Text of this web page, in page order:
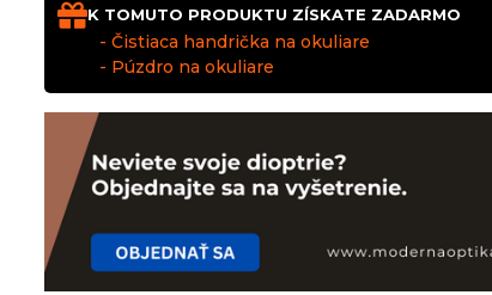
K TOMUTO PRODUKTU ZÍSKATE ZADARMO
- Čistiaca handrička na okuliare
- Púzdro na okuliare